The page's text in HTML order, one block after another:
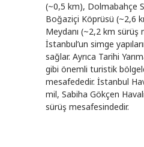
(~0,5 km), Dolmabahçe
Boğaziçi Köprüsü (~2,6
Meydanı (~2,2 km sürüş
İstanbul’un simge
sağlar. Ayrıca Tarihi
gibi önemli turistik
mesafededir. İstanbul
mil, Sabiha Gökçen
sürüş mesafesindedir.